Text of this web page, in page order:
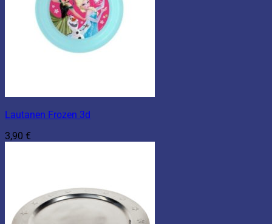
Lautanen Frozen 3d
3,90 €